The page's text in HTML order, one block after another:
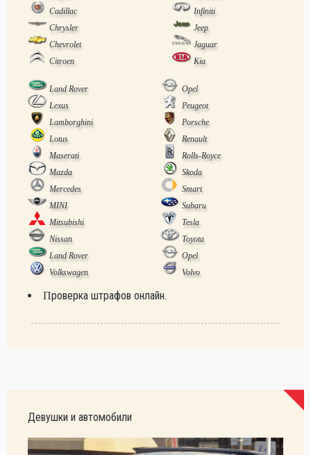
Cadillac
Infiniti
Chrysler
Jeep
Chevrolet
Jaguar
Citroen
Kia
Land Rover
Opel
Lexus
Peugeot
Lamborghini
Porsche
Lotus
Renault
Maserati
Rolls-Royce
Mazda
Skoda
Mercedes
Smart
MINI
Subaru
Mitsubishi
Tesla
Nissan
Toyota
Land Rover
Opel
Volkswagen
Volvo
Проверка штрафов онлайн.
Девушки и автомобили